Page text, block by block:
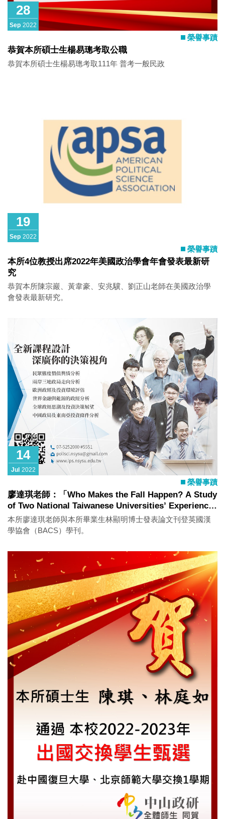
28
Sep 2022
榮譽事蹟
恭賀本所碩士生楊易璁考取公職
恭賀本所碩士生楊易璁考取111年 普考一般民政
19
Sep 2022
榮譽事蹟
本所4位教授出席2022年美國政治學會年會發表最新研
究
恭賀本所陳宗巖、黃韋豪、安兆驥、劉正山老師在美國政治學
會發表最新研究。
14
Jul 2022
榮譽事蹟
廖達琪老師：「Who Makes the Fall Happen? A Study
of Two National Taiwanese Universities’ Experiences
of Removing Statues of Chiang Kai-shek」
本所廖達琪老師與本所畢業生林顯明博士發表論文刊登英國漢
學協會（BACS）學刊。